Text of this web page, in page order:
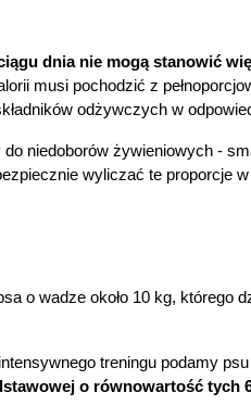
dnia nie mogą stanowić
musi pochodzić z
odżywczych w
niedoborów żywieniowych -
wyliczać te proporcje
o wadze około 10 kg, którego
treningu podamy psu
o równowartość tych